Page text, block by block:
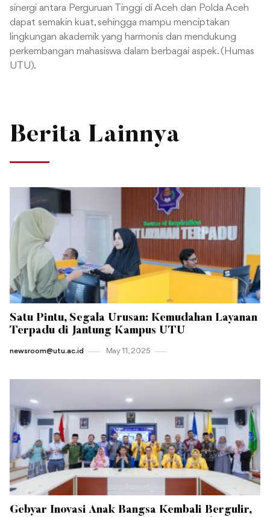
sinergi antara Perguruan Tinggi di Aceh dan Polda Aceh
dapat semakin kuat, sehingga mampu menciptakan
lingkungan akademik yang harmonis dan mendukung
perkembangan mahasiswa dalam berbagai aspek. (Humas
UTU).
Berita Lainnya
Satu Pintu, Segala Urusan: Kemudahan Layanan
Terpadu di Jantung Kampus UTU
newsroom@utu.ac.id May 11 , 2025
Gebyar Inovasi Anak Bangsa Kembali Bergulir,